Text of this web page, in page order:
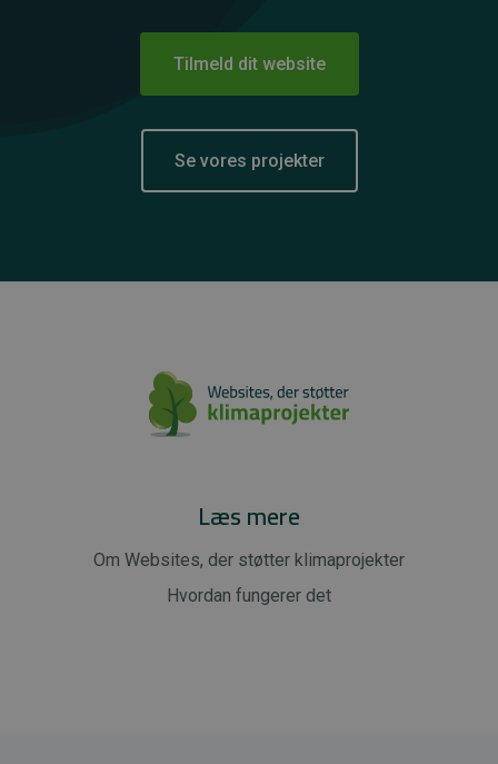
Tilmeld dit website
Se vores projekter
Læs mere
Om Websites, der støtter klimaprojekter
Hvordan fungerer det